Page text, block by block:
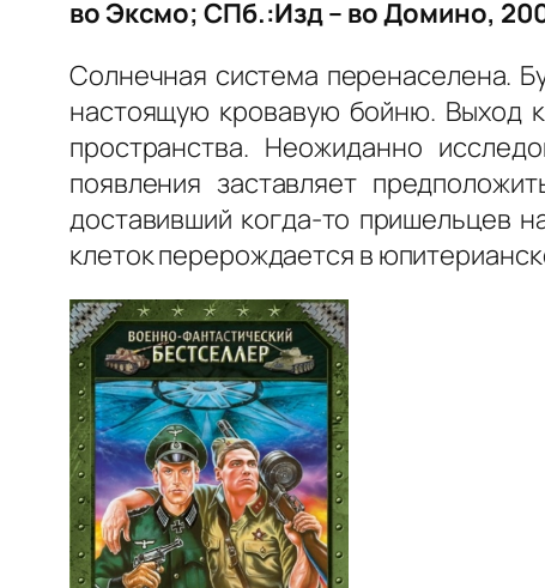
во Эксмо; СПб.:Изд – во Домино,
Солнечная система перенаселена.
настоящую кровавую бойню. Выход
пространства. Неожиданно
появления заставляет
доставивший когда-то пришельцев
клеток перерождается в